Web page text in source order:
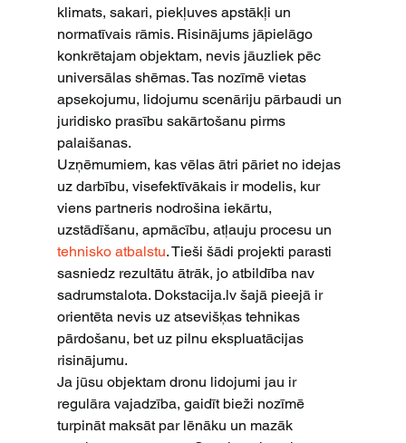
klimats, sakari, piekļuves apstākļi un
normatīvais rāmis. Risinājums jāpielāgo
konkrētajam objektam, nevis jāuzliek pēc
universālas shēmas. Tas nozīmē vietas
apsekojumu, lidojumu scenāriju pārbaudi un
juridisko prasību sakārtošanu pirms
palaišanas.
Uzņēmumiem, kas vēlas ātri pāriet no idejas
uz darbību, visefektīvākais ir modelis, kur
viens partneris nodrošina iekārtu,
uzstādīšanu, apmācību, atļauju procesu un
tehnisko atbalstu. Tieši šādi projekti parasti
sasniedz rezultātu ātrāk, jo atbildība nav
sadrumstalota. Dokstacija.lv šajā pieejā ir
orientēta nevis uz atsevišķas tehnikas
pārdošanu, bet uz pilnu ekspluatācijas
risinājumu.
Ja jūsu objektam dronu lidojumi jau ir
regulāra vajadzība, gaidīt bieži nozīmē
turpināt maksāt par lēnāku un mazāk